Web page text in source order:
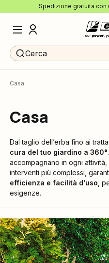
Spedizione gratuita con
Cerca
Casa
Casa
Dal taglio dell’erba fino ai
cura del tuo giardino a 360°
accompagnano in ogni
interventi più complessi,
efficienza e facilità d'uso ,
esigenze.